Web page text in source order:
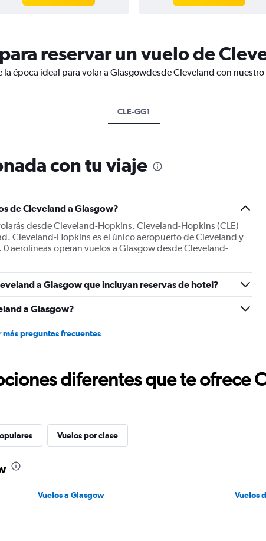
reservar un vuelo de
la época ideal para volar a Glasgowdesde Cleveland con
CLE-GG1
con tu viaje
de Cleveland a Glasgow?
desde Cleveland-Hopkins. Cleveland-Hopkins (CLE)
Cleveland-Hopkins es el único aeropuerto de Cleveland y
aerolíneas operan vuelos a Glasgow desde Cleveland-
a Glasgow que incluyan reservas de hotel?
a Glasgow?
más preguntas frecuentes
diferentes que te ofrece
Vuelos por clase
Vuelos a Glasgow
Vuelos